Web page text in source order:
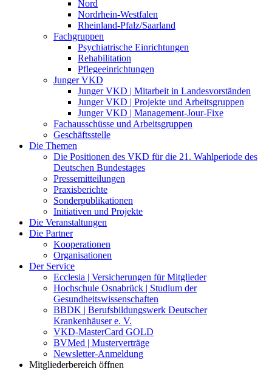
Nord
Nordrhein-Westfalen
Rheinland-Pfalz/Saarland
Fachgruppen
Psychiatrische Einrichtungen
Rehabilitation
Pflegeeinrichtungen
Junger VKD
Junger VKD | Mitarbeit in Landesvorständen
Junger VKD | Projekte und Arbeitsgruppen
Junger VKD | Management-Jour-Fixe
Fachausschüsse und Arbeitsgruppen
Geschäftsstelle
Die Themen
Die Positionen des VKD für die 21. Wahlperiode des
Deutschen Bundestages
Pressemitteilungen
Praxisberichte
Sonderpublikationen
Initiativen und Projekte
Die Veranstaltungen
Die Partner
Kooperationen
Organisationen
Der Service
Ecclesia | Versicherungen für Mitglieder
Hochschule Osnabrück | Studium der
Gesundheitswissenschaften
BBDK | Berufsbildungswerk Deutscher
Krankenhäuser e. V.
VKD-MasterCard GOLD
BVMed | Musterverträge
Newsletter-Anmeldung
Mitgliederbereich öffnen